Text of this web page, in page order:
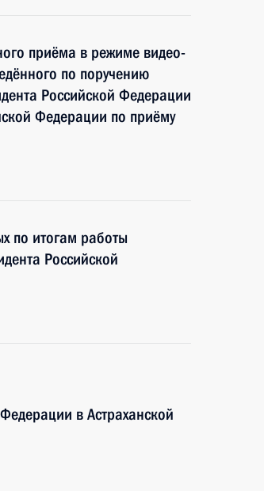
приёма в режиме видео-
по поручению
Российской Федерации
Федерации по приёму
по итогам работы
Российской
в Астраханской